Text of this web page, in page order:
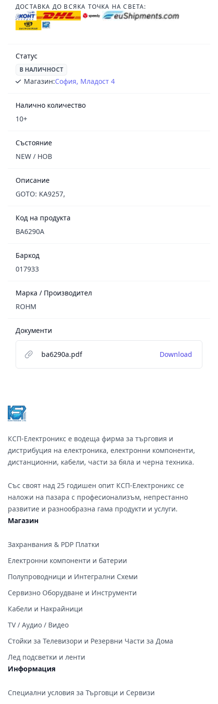
ДОСТАВКА ДО ВСЯКА ТОЧКА НА СВЕТА:
Статус
В НАЛИЧНОСТ
Магазин:София, Младост 4
Налично количество
10+
Състояние
NEW / НОВ
Описание
GOTO: KA9257,
Код на продукта
BA6290A
Баркод
017933
Марка / Производител
ROHM
Документи
ba6290a.pdf Download
КСП-Електроникс е водеща фирма за търговия и
дистрибуция на електроника, електронни компоненти,
дистанционни, кабели, части за бяла и черна техника.
Със своят над 25 годишен опит КСП-Електроникс се
наложи на пазара с професионализъм, непрестанно
развитие и разнообразна гама продукти и услуги.
Магазин
Захранвания & PDP Платки
Електронни компоненти и батерии
Полупроводници и Интегрални Схеми
Сервизно Оборудване и Инструменти
Кабели и Накрайници
TV / Аудио / Видео
Стойки за Телевизори и Резервни Части за Дома
Лед подсветки и ленти
Информация
Специални условия за Търговци и Сервизи